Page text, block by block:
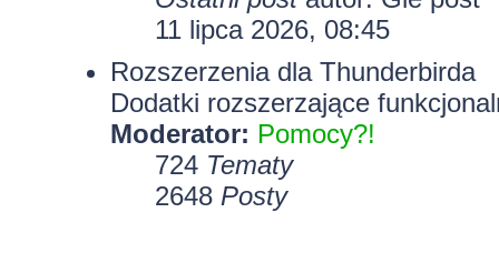
11 lipca 2026, 08:45
Rozszerzenia dla Thunderbirda
Dodatki rozszerzające
Moderator: Pomocy?!
724 Tematy
2648 Posty